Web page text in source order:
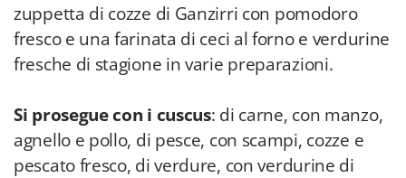
zuppetta di cozze di Ganzirri con pomodoro
fresco e una farinata di ceci al forno e verdurine
fresche di stagione in varie preparazioni.
Si prosegue con i cuscus: di carne, con manzo,
agnello e pollo, di pesce, con scampi, cozze e
pescato fresco, di verdure, con verdurine di